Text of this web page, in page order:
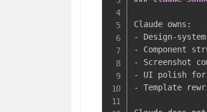
-
Design-
-
-
Screenshot
-
-
Template